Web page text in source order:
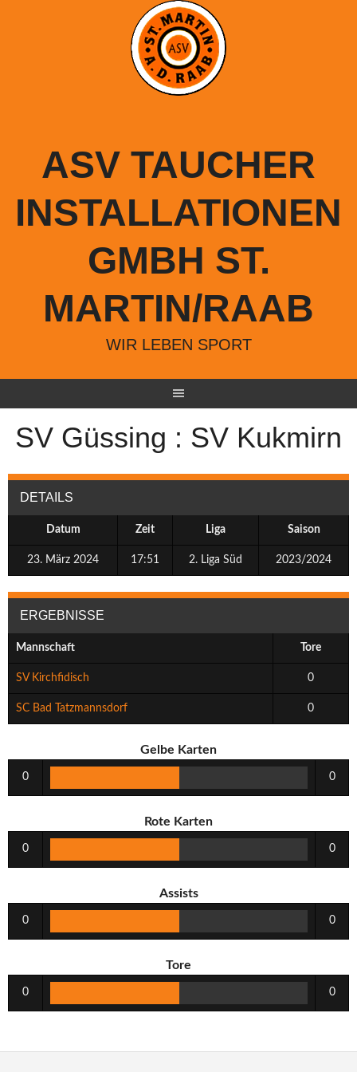
ASV TAUCHER
INSTALLATIONEN
GMBH ST.
MARTIN/RAAB
WIR LEBEN SPORT
SV Güssing : SV Kukmirn
DETAILS
Datum Zeit Liga Saison
23. März 2024 17:51 2. Liga Süd 2023/2024
ERGEBNISSE
Mannschaft Tore
SV Kirchfidisch 0
SC Bad Tatzmannsdorf 0
Gelbe Karten
0 0
Rote Karten
0 0
Assists
0 0
Tore
0 0